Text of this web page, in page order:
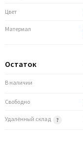
Цвет
Материал
Остаток
В наличии
Свободно
Удалённый склад